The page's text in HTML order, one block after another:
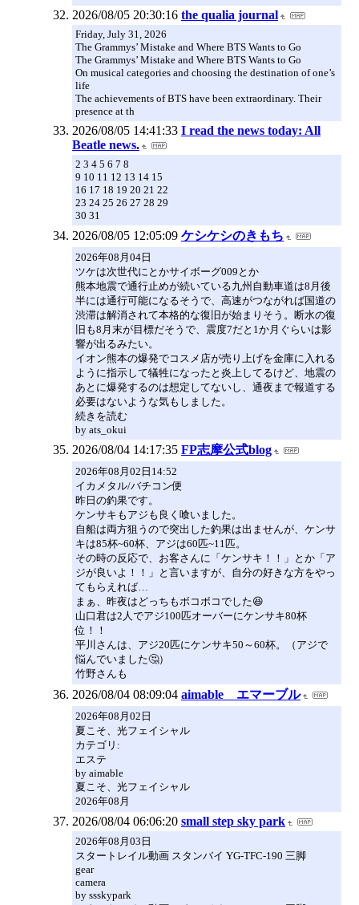
2026/08/05 20:30:16 the qualia journal
Friday, July 31, 2026
The Grammys’ Mistake and Where BTS Wants to Go
The Grammys’ Mistake and Where BTS Wants to Go
On musical categories and choosing the destination of one’s
life
The achievements of BTS have been extraordinary. Their
presence at th
2026/08/05 14:41:33 I read the news today: All
Beatle news.
2 3 4 5 6 7 8
9 10 11 12 13 14 15
16 17 18 19 20 21 22
23 24 25 26 27 28 29
30 31
2026/08/05 12:05:09 ケシケシのきもち
2026年08月04日
ツケは次世代にとかサイボーグ009とか
熊本地震で通行止めが続いている九州自動車道は8月後
半には通行可能になるそうで、高速がつながれば国道の
渋滞は解消されて本格的な復旧が始まりそう。断水の復
旧も8月末が目標だそうで、震度7だと1か月ぐらいは影
響が出るみたい。
イオン熊本の爆発でコスメ店が売り上げを金庫に入れる
ように指示して犠牲になったと炎上してるけど、地震の
あとに爆発するのは想定してないし、通夜まで報道する
必要はないような気もしました。
続きを読む
by ats_okui
2026/08/04 14:17:35 FP志摩公式blog
2026年08月02日14:52
イカメタル/バチコン便
昨日の釣果です。
ケンサキもアジも良く喰いました。
自船は両方狙うので突出した釣果は出ませんが、ケンサ
キは85杯~60杯、アジは60匹~11匹。
その時の反応で、お客さんに「ケンサキ！！」とか「ア
ジが良いよ！！」と言いますが、自分の好きな方をやっ
てもらえれば…
まぁ、昨夜はどっちもボコボコでした😆
山口君は2人でアジ100匹オーバーにケンサキ80杯
位！！
平川さんは、アジ20匹にケンサキ50～60杯。（アジで
悩んでいました🤔）
竹野さんも
2026/08/04 08:09:04 aimable エマーブル
2026年08月02日
夏こそ、光フェイシャル
カテゴリ:
エステ
by aimable
夏こそ、光フェイシャル
2026年08月
2026/08/04 06:06:20 small step sky park
2026年08月03日
スタートレイル動画 スタンバイ YG-TFC-190 三脚
gear
camera
by ssskypark